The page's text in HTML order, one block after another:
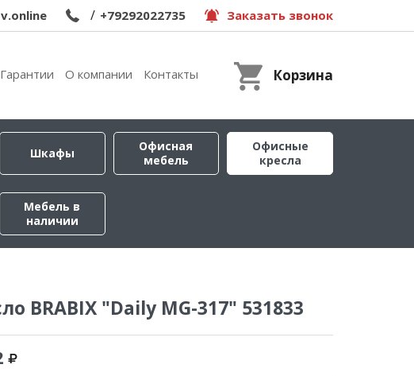
/ +79292022735 Заказать звонок
Гарантии О компании Контакты Корзина
Шкафы
Офисная
мебель
Офисные
кресла
Мебель в
наличии
BRABIX "Daily MG-317" 531833